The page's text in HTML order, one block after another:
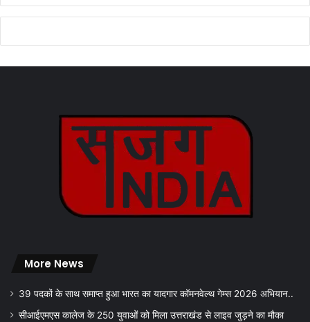
More News
39 पदकों के साथ समाप्त हुआ भारत का यादगार कॉमनवेल्थ गेम्स 2026 अभियान..
सीआईएमएस कालेज के 250 युवाओं को मिला उत्तराखंड से लाइव जुड़ने का मौका